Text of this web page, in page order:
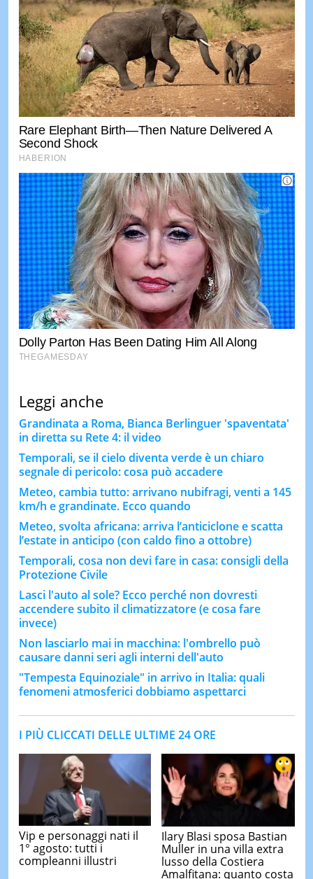
Leggi anche
Grandinata a Roma, Bianca Berlinguer 'spaventata'
in diretta su Rete 4: il video
Temporali, se il cielo diventa verde è un chiaro
segnale di pericolo: cosa può accadere
Meteo, cambia tutto: arrivano nubifragi, venti a 145
km/h e grandinate. Ecco quando
Meteo, svolta africana: arriva l’anticiclone e scatta
l’estate in anticipo (con caldo fino a ottobre)
Temporali, cosa non devi fare in casa: consigli della
Protezione Civile
Lasci l'auto al sole? Ecco perché non dovresti
accendere subito il climatizzatore (e cosa fare
invece)
Non lasciarlo mai in macchina: l'ombrello può
causare danni seri agli interni dell'auto
"Tempesta Equinoziale" in arrivo in Italia: quali
fenomeni atmosferici dobbiamo aspettarci
I PIÙ CLICCATI DELLE ULTIME 24 ORE
Vip e personaggi nati il
1° agosto: tutti i
compleanni illustri
Ilary Blasi sposa Bastian
Muller in una villa extra
lusso della Costiera
Amalfitana: quanto costa